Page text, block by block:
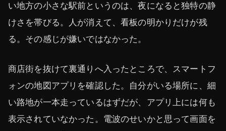
い地方の小さな駅前というのは、夜になると独特の静
けさを帯びる。人が消えて、看板の明かりだけが残
る。その感じが嫌いではなかった。
商店街を抜けて裏通りへ入ったところで、スマートフ
ォンの地図アプリを確認した。自分がいる場所に、細
い路地が一本走っているはずだが、アプリ上には何も
表示されていなかった。電波のせいかと思って画面を